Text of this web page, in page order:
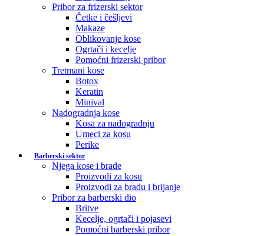
Pribor za frizerski sektor
Četke i češljevi
Makaze
Oblikovanje kose
Ogrtači i kecelje
Pomoćni frizerski pribor
Tretmani kose
Botox
Keratin
Minival
Nadogradnja kose
Kosa za nadogradnju
Umeci za kosu
Perike
Barberski sektor
Njega kose i brade
Proizvodi za kosu
Proizvodi za bradu i brijanje
Pribor za barberski dio
Britve
Kecelje, ogrtači i pojasevi
Pomoćni barberski pribor